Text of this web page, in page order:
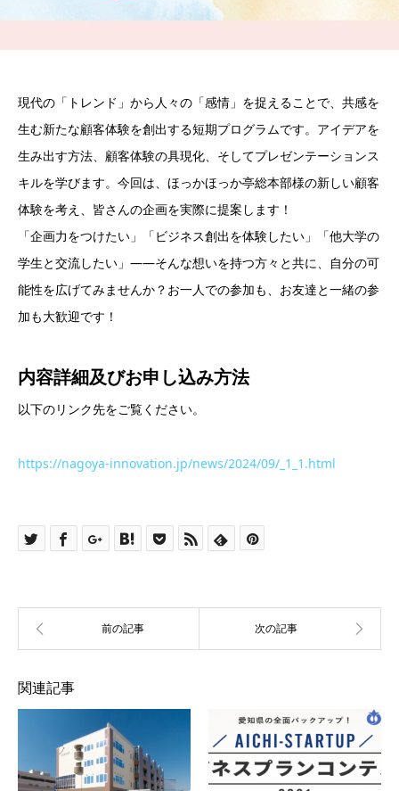
現代の「トレンド」から人々の「感情」を捉えることで、共感を
生む新たな顧客体験を創出する短期プログラムです。アイデアを
生み出す方法、顧客体験の具現化、そしてプレゼンテーションス
キルを学びます。今回は、ほっかほっか亭総本部様の新しい顧客
体験を考え、皆さんの企画を実際に提案します！
「企画力をつけたい」「ビジネス創出を体験したい」「他大学の
学生と交流したい」――そんな想いを持つ方々と共に、自分の可
能性を広げてみませんか？お一人での参加も、お友達と一緒の参
加も大歓迎です！
内容詳細及びお申し込み方法
以下のリンク先をご覧ください。
https://nagoya-innovation.jp/news/2024/09/_1_1.html
関連記事